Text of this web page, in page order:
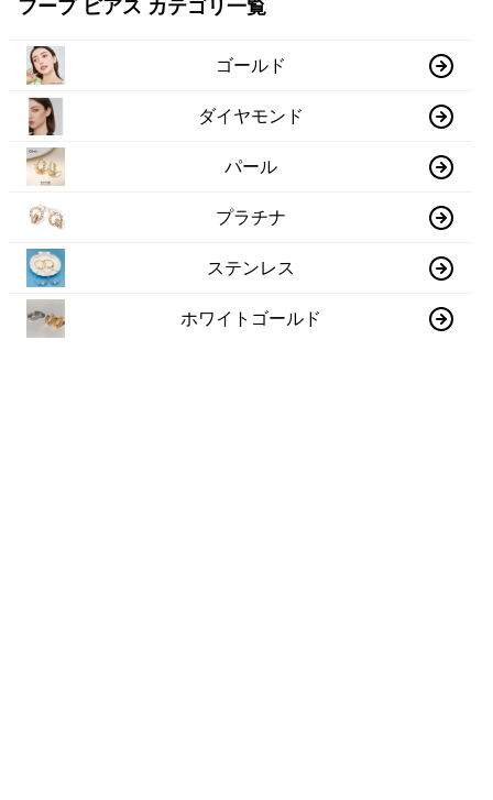
フープ ピアス カテゴリ一覧
ゴールド
ダイヤモンド
パール
プラチナ
ステンレス
ホワイトゴールド